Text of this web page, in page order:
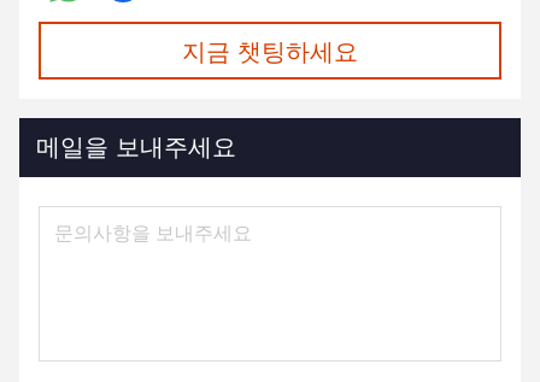
지금 챗팅하세요
메일을 보내주세요